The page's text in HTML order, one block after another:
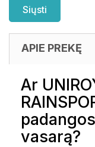
APIE PREKĘ
Ar
vasarą?